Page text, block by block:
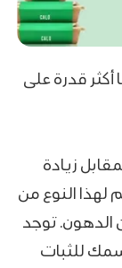
قدرة على
زيادة
لهذا النوع من
توجد
للثبات